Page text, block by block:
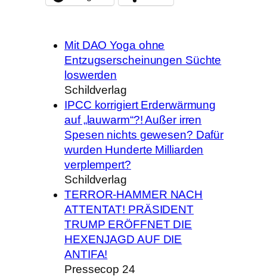
Mit DAO Yoga ohne
Entzugserscheinungen Süchte
loswerden
Schildverlag
IPCC korrigiert Erderwärmung
auf „lauwarm“?! Außer irren
Spesen nichts gewesen? Dafür
wurden Hunderte Milliarden
verplempert?
Schildverlag
TERROR-HAMMER NACH
ATTENTAT! PRÄSIDENT
TRUMP ERÖFFNET DIE
HEXENJAGD AUF DIE
ANTIFA!
Pressecop 24